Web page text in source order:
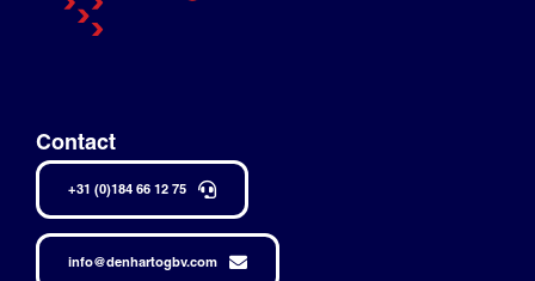
Contact
+31 (0)184 66 12 75
info@denhartogbv.com